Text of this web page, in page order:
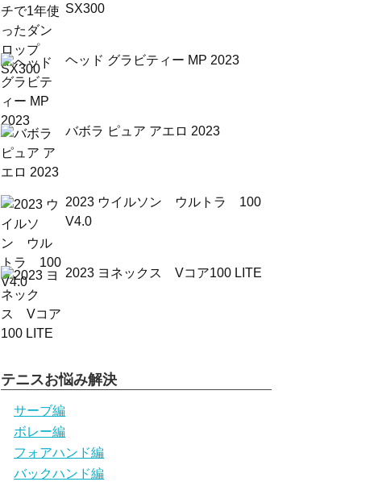
SX300
ヘッド グラビティー MP 2023
バボラ ピュア アエロ 2023
2023 ウイルソン ウルトラ 100
V4.0
2023 ヨネックス Vコア100 LITE
テニスお悩み解決
サーブ編
ボレー編
フォアハンド編
バックハンド編